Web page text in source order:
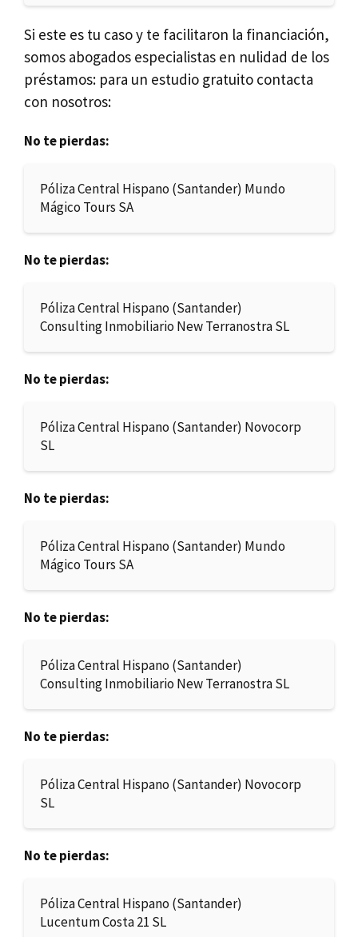
Si este es tu caso y te facilitaron la financiación,
somos abogados especialistas en nulidad de los
préstamos: para un estudio gratuito contacta
con nosotros:
No te pierdas:
Póliza Central Hispano (Santander) Mundo
Mágico Tours SA
No te pierdas:
Póliza Central Hispano (Santander)
Consulting Inmobiliario New Terranostra SL
No te pierdas:
Póliza Central Hispano (Santander) Novocorp
SL
No te pierdas:
Póliza Central Hispano (Santander) Mundo
Mágico Tours SA
No te pierdas:
Póliza Central Hispano (Santander)
Consulting Inmobiliario New Terranostra SL
No te pierdas:
Póliza Central Hispano (Santander) Novocorp
SL
No te pierdas:
Póliza Central Hispano (Santander)
Lucentum Costa 21 SL